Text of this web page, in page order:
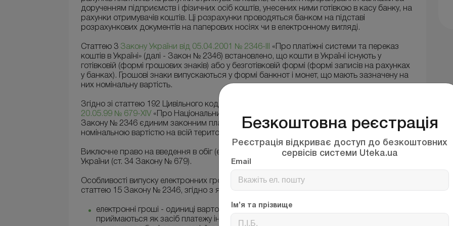
дорученням підприємств і фізичних осіб коштів, унесених ними готівкою в касу банку, на
рахунки отримувачів коштів. Ці розрахунки проводяться банком на підставі
розрахункових документів на паперових носіях чи в електронному вигляді.
Статтею 3 Закону України від 05.04.2001 № 2346-III «Про платіжні системи та переказ
коштів в Україні» (далі - Закон № 2346) встановлено, що кошти в Україні існують у
готівковій (формі грошових знаків) або у безготівковій формі (формі записів на рахунках
у банках). Грошові знаки випускаються у формі банкнот і монет, що мають зазначену на
них номінальну вартість.
Згідно зі статтею 192 Цивільного кодексу України, статтею 35
20.05.99 № 679-XIV «Про Національний банк України» (далі - Закон № 679) та статтею 3
Закону № 2346 єдиним законним платіжним засобом, обов'язковим до приймання за
номінальною вартістю на всій території України, є грошова одиниця України - гривня.
Виключне право на введення в обіг (емісія) гривні належить Національному банку
України (ст. 34 Закону № 679).
Особливості випуску електронних грошей і здійснення операцій з ними встановлені
статтею 15 Закону № 2346, згідно з якою, зокрема:
електронні гроші - одиниці вартості, які зберігаються на електронному пристрої,
приймаються як засіб платежу іншими особами, ніж особа, яка їх випускає, і є
Безкоштовна реєстрація
Реєстрація відкриває доступ до безкоштовних
сервісів системи Uteka.ua
Email
Ім’я та прізвище